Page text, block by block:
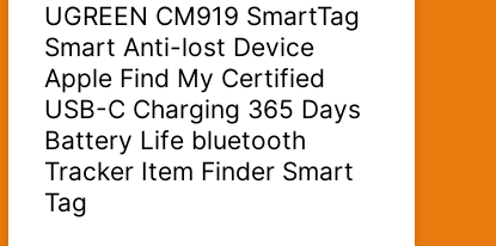
UGREEN CM919 SmartTag
Smart Anti-lost Device
Apple Find My Certified
USB-C Charging 365 Days
Battery Life bluetooth
Tracker Item Finder Smart
Tag